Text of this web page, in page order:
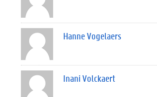
Hanne Vogelaers
Inani Volckaert